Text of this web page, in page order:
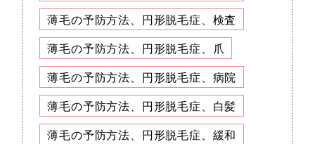
薄毛の予防方法、円形脱毛症、検査
薄毛の予防方法、円形脱毛症、爪
薄毛の予防方法、円形脱毛症、病院
薄毛の予防方法、円形脱毛症、白髪
薄毛の予防方法、円形脱毛症、緩和